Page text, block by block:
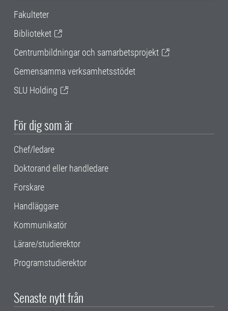
Fakulteter
Biblioteket
Centrumbildningar och samarbetsprojekt
Gemensamma verksamhetsstödet
SLU Holding
För dig som är
Chef/ledare
Doktorand eller handledare
Forskare
Handläggare
Kommunikatör
Lärare/studierektor
Programstudierektor
Senaste nytt från